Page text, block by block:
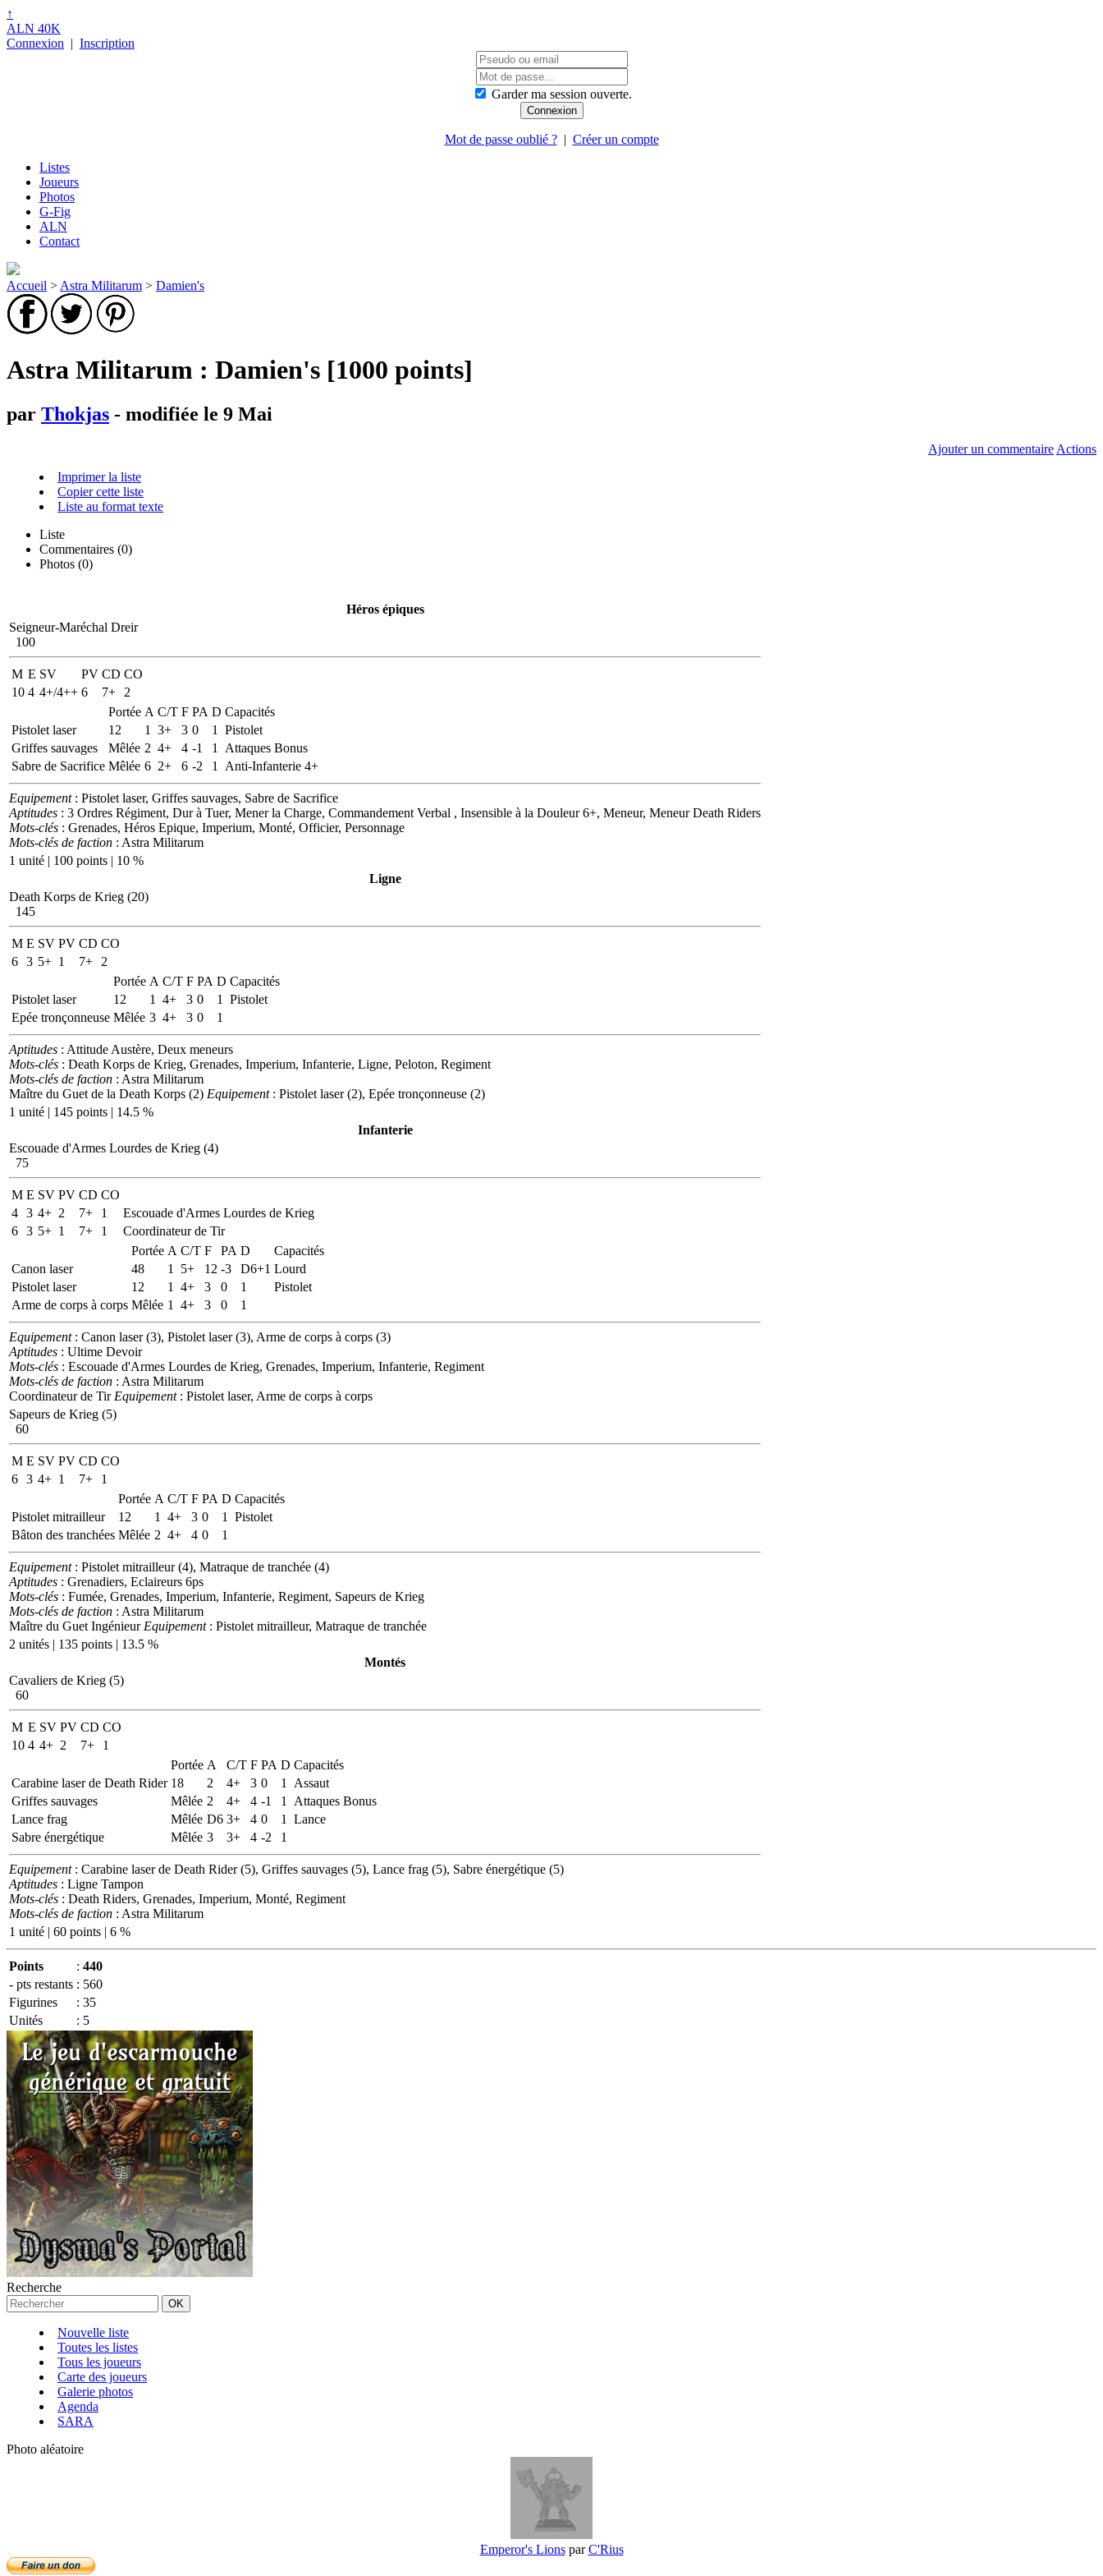
↑
ALN 40K
Connexion | Inscription
Garder ma session ouverte.
Mot de passe oublié ?| Créer un compte
Listes
Joueurs
Photos
G-Fig
ALN
Contact
Accueil > Astra Militarum > Damien's
Astra Militarum : Damien's [1000 points]
par Thokjas - modifiée le 9 Mai
Ajouter un commentaire Actions
Imprimer la liste
Copier cette liste
Liste au format texte
Liste
Commentaires (0)
Photos (0)
Héros épiques
Seigneur-Maréchal Dreir
100
M E SV PV CD CO
10 4 4+/4++ 6 7+
2
Portée A C/T F PA D Capacités
Pistolet laser
12 1 3+ 3 0 1
Pistolet
Griffes sauvages
Mêlée 2 4+ 4 -1 1
Attaques Bonus
Sabre de Sacrifice Mêlée 6 2+ 6 -2 1 Anti-Infanterie 4+
Equipement: Pistolet laser, Griffes sauvages, Sabre de Sacrifice
Aptitudes : 3 Ordres Régiment, Dur à Tuer, Mener la Charge, Commandement Verbal , Insensible à la Douleur 6+, Meneur, Meneur Death Riders
Mots-clés : Grenades, Héros Epique, Imperium, Monté, Officier, Personnage
Mots-clés de faction : Astra Militarum
1 unité | 100 points | 10 %
Ligne
Death Korps de Krieg (20)
145
M E SV PV CD CO
6 3 5+ 1 7+
2
Portée A C/T F PA D Capacités
Pistolet laser
12 1 4+ 3 0 1
Pistolet
Epée tronçonneuse Mêlée 3 4+ 3 0 1
Aptitudes : Attitude Austère, Deux meneurs
Mots-clés : Death Korps de Krieg, Grenades, Imperium, Infanterie, Ligne, Peloton, Regiment
Mots-clés de faction : Astra Militarum
Maître du Guet de la Death Korps (2) Equipement: Pistolet laser (2), Epée tronçonneuse (2)
1 unité | 145 points | 14.5 %
Infanterie
Escouade d'Armes Lourdes de Krieg (4)
75
M E SV PV CD CO
4 3 4+ 2 7+ 1
Escouade d'Armes Lourdes de Krieg
6 3 5+ 1 7+ 1
Coordinateur de Tir
Portée A C/T F PA D
Capacités
Canon laser
48 1 5+ 12 -3 D6+1 Lourd
Pistolet laser
12 1 4+ 3 0 1
Pistolet
Arme de corps à corps Mêlée 1 4+ 3 0 1
Equipement: Canon laser (3), Pistolet laser (3), Arme de corps à corps (3)
Aptitudes : Ultime Devoir
Mots-clés : Escouade d'Armes Lourdes de Krieg, Grenades, Imperium, Infanterie, Regiment
Mots-clés de faction : Astra Militarum
Coordinateur de Tir Equipement: Pistolet laser, Arme de corps à corps
Sapeurs de Krieg (5)
60
M E SV PV CD CO
6 3 4+ 1 7+
1
Portée A C/T F PA D Capacités
Pistolet mitrailleur
12 1 4+ 3 0 1
Pistolet
Bâton des tranchées Mêlée 2 4+ 4 0 1
Equipement: Pistolet mitrailleur (4), Matraque de tranchée (4)
Aptitudes : Grenadiers, Eclaireurs 6ps
Mots-clés : Fumée, Grenades, Imperium, Infanterie, Regiment, Sapeurs de Krieg
Mots-clés de faction : Astra Militarum
Maître du Guet Ingénieur Equipement: Pistolet mitrailleur, Matraque de tranchée
2 unités | 135 points | 13.5 %
Montés
Cavaliers de Krieg (5)
60
M E SV PV CD CO
10 4 4+ 2 7+
1
Portée A C/T F PA D Capacités
Carabine laser de Death Rider 18 2 4+ 3 0 1
Assaut
Griffes sauvages
Mêlée 2 4+ 4 -1 1
Attaques Bonus
Lance frag
Mêlée D6 3+ 4 0 1
Lance
Sabre énergétique
Mêlée 3 3+ 4 -2 1
Equipement: Carabine laser de Death Rider (5), Griffes sauvages (5), Lance frag (5), Sabre énergétique (5)
Aptitudes : Ligne Tampon
Mots-clés : Death Riders, Grenades, Imperium, Monté, Regiment
Mots-clés de faction : Astra Militarum
1 unité | 60 points | 6 %
Points : 440
- pts restants : 560
Figurines
: 35
Unités
: 5
Recherche
Nouvelle liste
Toutes les listes
Tous les joueurs
Carte des joueurs
Galerie photos
Agenda
SARA
Photo aléatoire
Emperor's LionsparC'Rius